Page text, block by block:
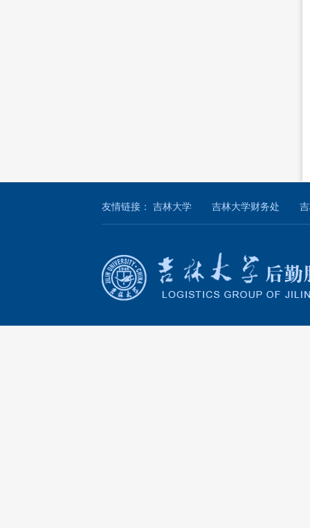
友情链接： 吉林大学 吉林大学财务处